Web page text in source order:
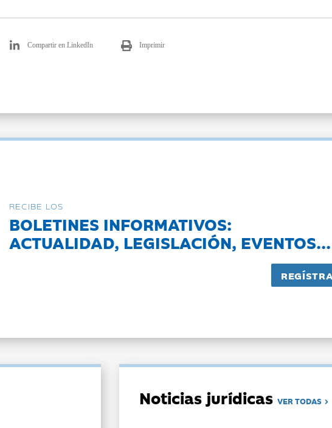
Compartir en LinkedIn Imprimir
RECIBE LOS
BOLETINES INFORMATIVOS:
ACTUALIDAD, LEGISLACIÓN, EVENTOS...
Noticias jurídicasVER TODAS